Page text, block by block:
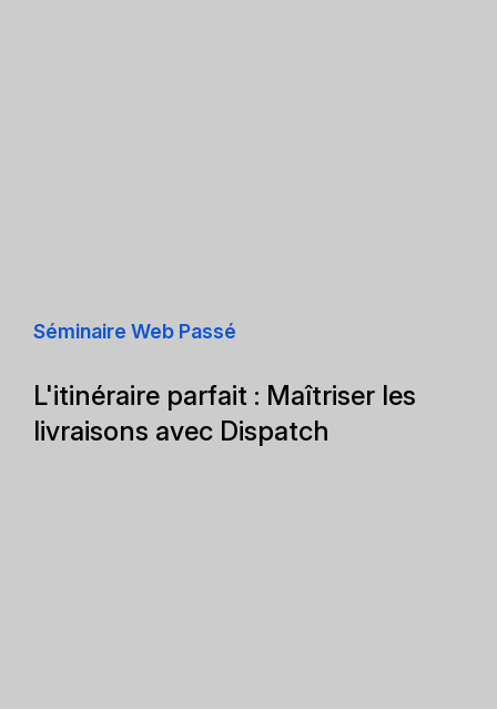
Séminaire Web Passé
L'itinéraire parfait : Maîtriser les
livraisons avec Dispatch